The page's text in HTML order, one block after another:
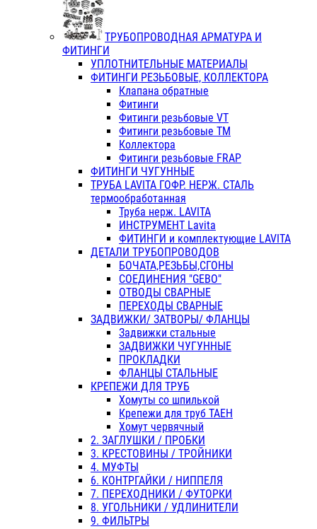
ТРУБОПРОВОДНАЯ АРМАТУРА И
ФИТИНГИ
УПЛОТНИТЕЛЬНЫЕ МАТЕРИАЛЫ
ФИТИНГИ РЕЗЬБОВЫЕ, КОЛЛЕКТОРА
Клапана обратные
Фитинги
Фитинги резьбовые VT
Фитинги резьбовые ТМ
Коллектора
Фитинги резьбовые FRAP
ФИТИНГИ ЧУГУННЫЕ
ТРУБА LAVITA ГОФР. НЕРЖ. СТАЛЬ
термообработанная
Труба нерж. LAVITA
ИНСТРУМЕНТ Lavita
ФИТИНГИ и комплектующие LAVITA
ДЕТАЛИ ТРУБОПРОВОДОВ
БОЧАТА,РЕЗЬБЫ,СГОНЫ
СОЕДИНЕНИЯ "GEBO"
ОТВОДЫ СВАРНЫЕ
ПЕРЕХОДЫ СВАРНЫЕ
ЗАДВИЖКИ/ ЗАТВОРЫ/ ФЛАНЦЫ
Задвижки стальные
ЗАДВИЖКИ ЧУГУННЫЕ
ПРОКЛАДКИ
ФЛАНЦЫ СТАЛЬНЫЕ
КРЕПЕЖИ ДЛЯ ТРУБ
Хомуты со шпилькой
Крепежи для труб ТАЕН
Хомут червячный
2. ЗАГЛУШКИ / ПРОБКИ
3. КРЕСТОВИНЫ / ТРОЙНИКИ
4. МУФТЫ
6. КОНТРГАЙКИ / НИППЕЛЯ
7. ПЕРЕХОДНИКИ / ФУТОРКИ
8. УГОЛЬНИКИ / УДЛИНИТЕЛИ
9. ФИЛЬТРЫ